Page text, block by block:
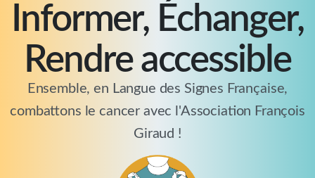
Informer, Échanger,
Rendre accessible
Ensemble, en Langue des Signes Française,
combattons le cancer avec l'Association François
Giraud !